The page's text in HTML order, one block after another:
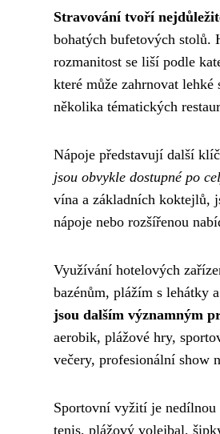
Stravování tvoří
bohatých bufetových stolů.
rozmanitost se liší podle
které může zahrnovat
několika tématických
Nápoje představují další
jsou obvykle dostupné po
vína a základních koktejlů,
nápoje nebo rozšířenou
Využívání hotelových
bazénům, plážím s lehátky
jsou dalším významným
aerobik, plážové hry,
večery, profesionální show
Sportovní vyžití je nedílnou
tenis, plážový volejbal,